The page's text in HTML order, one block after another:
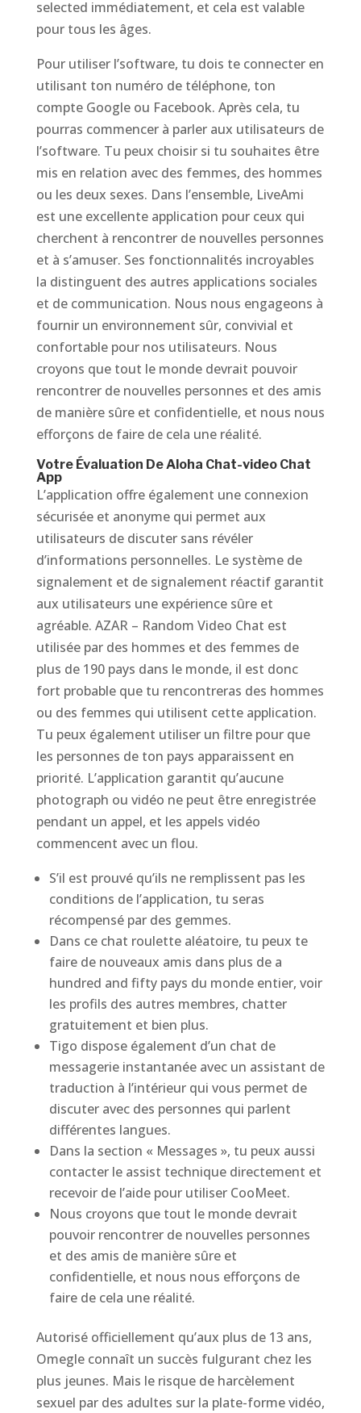
selected immédiatement, et cela est valable
pour tous les âges.
Pour utiliser l’software, tu dois te connecter en
utilisant ton numéro de téléphone, ton
compte Google ou Facebook. Après cela, tu
pourras commencer à parler aux utilisateurs de
l’software. Tu peux choisir si tu souhaites être
mis en relation avec des femmes, des hommes
ou les deux sexes. Dans l’ensemble, LiveAmi
est une excellente application pour ceux qui
cherchent à rencontrer de nouvelles personnes
et à s’amuser. Ses fonctionnalités incroyables
la distinguent des autres applications sociales
et de communication. Nous nous engageons à
fournir un environnement sûr, convivial et
confortable pour nos utilisateurs. Nous
croyons que tout le monde devrait pouvoir
rencontrer de nouvelles personnes et des amis
de manière sûre et confidentielle, et nous nous
efforçons de faire de cela une réalité.
Votre Évaluation De Aloha Chat-video Chat
App
L’application offre également une connexion
sécurisée et anonyme qui permet aux
utilisateurs de discuter sans révéler
d’informations personnelles. Le système de
signalement et de signalement réactif garantit
aux utilisateurs une expérience sûre et
agréable. AZAR – Random Video Chat est
utilisée par des hommes et des femmes de
plus de 190 pays dans le monde, il est donc
fort probable que tu rencontreras des hommes
ou des femmes qui utilisent cette application.
Tu peux également utiliser un filtre pour que
les personnes de ton pays apparaissent en
priorité. L’application garantit qu’aucune
photograph ou vidéo ne peut être enregistrée
pendant un appel, et les appels vidéo
commencent avec un flou.
S’il est prouvé qu’ils ne remplissent pas les
conditions de l’application, tu seras
récompensé par des gemmes.
Dans ce chat roulette aléatoire, tu peux te
faire de nouveaux amis dans plus de a
hundred and fifty pays du monde entier, voir
les profils des autres membres, chatter
gratuitement et bien plus.
Tigo dispose également d’un chat de
messagerie instantanée avec un assistant de
traduction à l’intérieur qui vous permet de
discuter avec des personnes qui parlent
différentes langues.
Dans la section « Messages », tu peux aussi
contacter le assist technique directement et
recevoir de l’aide pour utiliser CooMeet.
Nous croyons que tout le monde devrait
pouvoir rencontrer de nouvelles personnes
et des amis de manière sûre et
confidentielle, et nous nous efforçons de
faire de cela une réalité.
Autorisé officiellement qu’aux plus de 13 ans,
Omegle connaît un succès fulgurant chez les
plus jeunes. Mais le risque de harcèlement
sexuel par des adultes sur la plate-forme vidéo,